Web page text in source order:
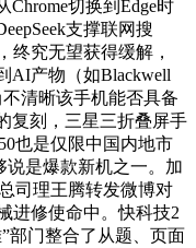
切换到Edge时
支撑联网搜
终究无望获得缓解，
AI产物（如Blackwell
清晰该手机能否具备
复刻，三星三折叠屏手
也是仅限中国内地市
说是爆款新机之一。加
司理王腾转发微博对
进修使命中。快科技2
部门整合了从题、页面